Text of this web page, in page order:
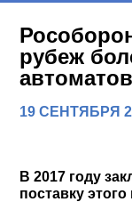
рубеж
19 СЕНТЯБРЯ
В 2017 году
поставку